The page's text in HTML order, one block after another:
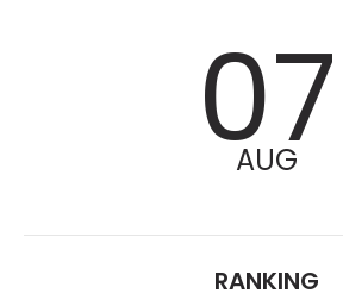
07
AUG
RANKING